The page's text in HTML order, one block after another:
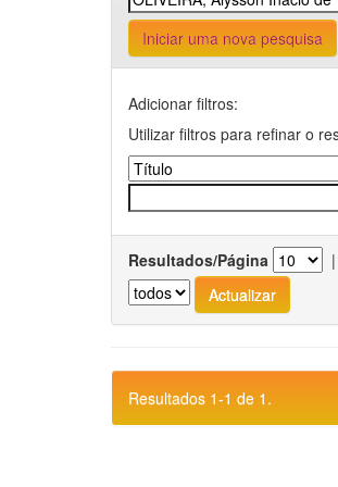
Iniciar uma nova pesquisa
Adicionar filtros:
Utilizar filtros para refinar o
Resultados/Página |
Resultados 1-1 de 1.